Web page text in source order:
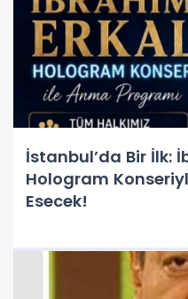
İstanbul’da Bir İlk:
Hologram
Esecek!